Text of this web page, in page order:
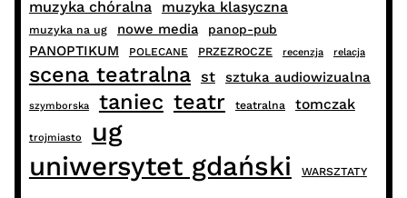
muzyka chóralna muzyka klasyczna
muzyka na ug nowe media panop-pub
PANOPTIKUM POLECANE PRZEZROCZE recenzja relacja
scena teatralna st sztuka audiowizualna
szymborska taniec teatr teatralna tomczak
trojmiasto
ug
uniwersytet gdański
WARSZTATY